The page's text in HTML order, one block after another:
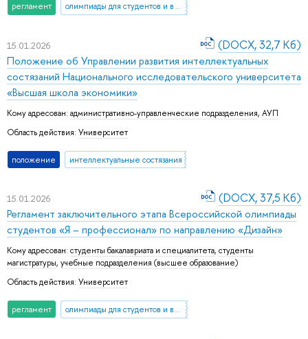
регламент олимпиады для студентов и выпускников вузов
15.01.2026
Положение об Управлении развития интеллектуальных
состязаний Национального исследовательского университета
«Высшая школа экономики»
Кому адресован: административно-управленческие подразделения, АУП
Область действия: Университет
положение интеллектуальные состязания
(DOCX, 32,7 Кб)
15.01.2026
Регламент заключительного этапа Всероссийской олимпиады
студентов «Я – профессионал» по направлению «Дизайн»
Кому адресован: студенты бакалавриата и специалитета, студенты
магистратуры, учебные подразделения (высшее образование)
Область действия: Университет
регламент олимпиады для студентов и выпускников вузов
(DOCX, 37,5 Кб)